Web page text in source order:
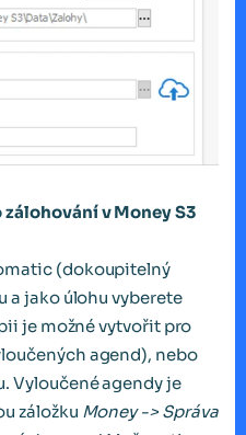
v Money S3
(dokoupitelný
a jako úlohu vyberete
je možné vytvořit pro
agend), nebo
Vyloučené agendy je
záložku Money -> Správa